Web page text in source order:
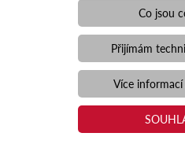
Responzivní web
Toto jsou internetové stránky
v Hustopečích, Hybešova 14,
zapsané v OR vedeném
3582. Společnost AGRI CS a.s.
řízeného společností
na adrese Pyšelská 2327/
a-
Co jsou
Přijímám
Více